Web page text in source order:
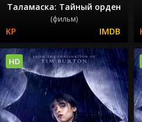
Таламаска: Тайный орден
(фильм)
HD